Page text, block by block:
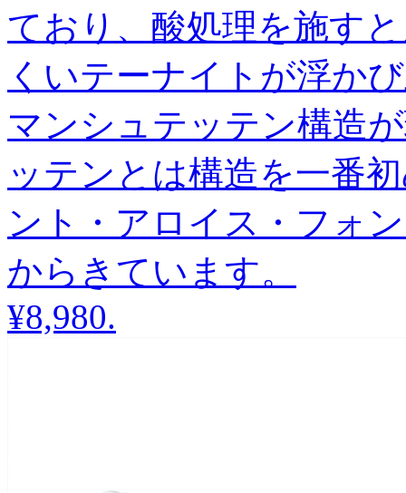
ており、酸処理を施す
くいテーナイトが浮か
マンシュテッテン構造
ッテンとは構造を一番
ント・アロイス・フォ
からきています。
¥8,980.